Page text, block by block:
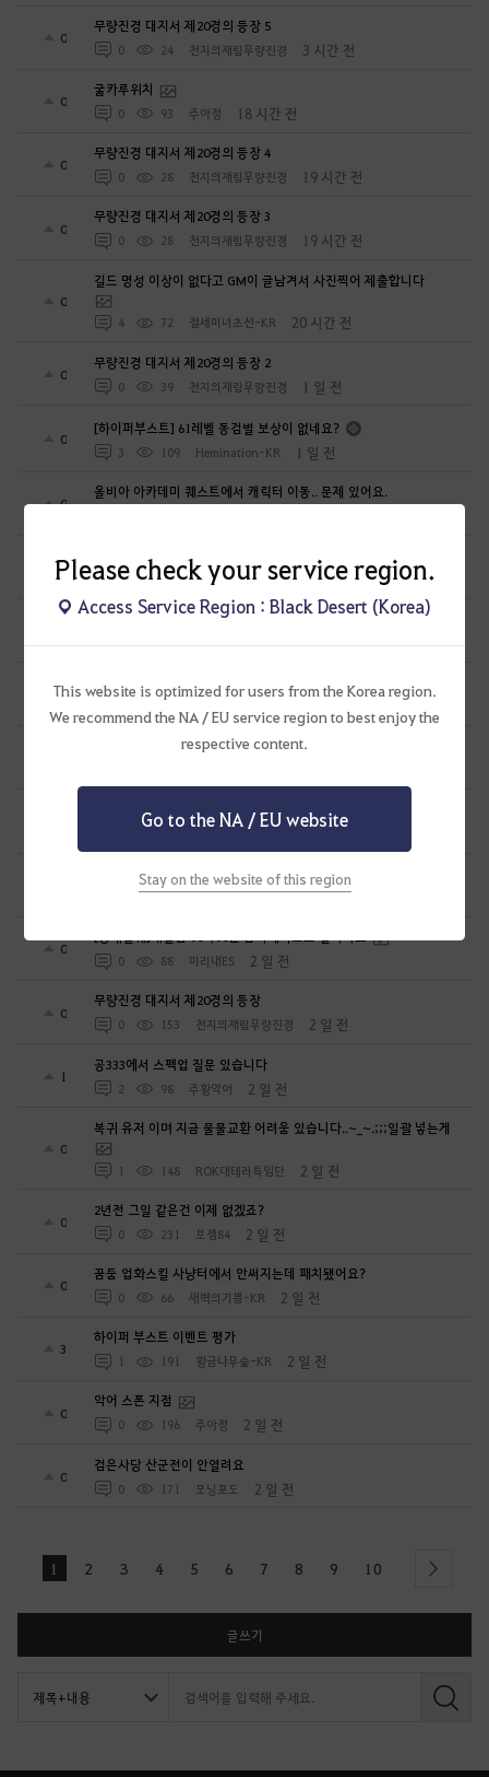
Please check your service region.
Access Service Region : Black Desert (Korea)
This website is optimized for users from the Korea region.
We recommend the NA / EU service region to best enjoy the
respective content.
Go to the NA / EU website
Stay on the website of this region
0
무량진경 대지서 제20경의 등장 5
0 24 천지의재림무량진경 3 시간 전
0
굶카루위치
0 93 주아정 18 시간 전
0
무량진경 대지서 제20경의 등장 4
0 28 천지의재림무량진경 19 시간 전
0
무량진경 대지서 제20경의 등장 3
0 28 천지의재림무량진경 19 시간 전
0
길드 명성 이상이 없다고 GM이 글남겨서 사진찍어 제출합니다
4 72 절세미녀초선-KR 20 시간 전
0
무량진경 대지서 제20경의 등장 2
0 39 천지의재림무량진경 1 일 전
0
[하이퍼부스트] 61레벨 동검별 보상이 없네요?
3 109 Hemination-KR 1 일 전
0
올비아 아카데미 퀘스트에서 캐릭터 이동.. 문제 있어요.
0
1 116 란미녀 1 일 전
🥔감자타임즈[인물] 예쁜 캐릭터보다, 기억에 남는 캐릭터
6 121 감자타임즈 1 일 전
1
일단 내 아이디어 훔친인간 넌 꼭 잘리게 한다
심심해서 해보려는 뉴빈데
열받아서 변호사한테 전화했더니...
펄업 남의 아이디어 훔치고 그냥 넘어갈줄 알았냐?
204 공짜안됨 1 일 전
0
[항해일퀘]매일밤 10시10분 꿈속에서호로 같이가요
0 88 미리내ES 2 일 전
0
무량진경 대지서 제20경의 등장
0 153 천지의재림무량진경 2 일 전
1
공333에서 스펙업 질문 있습니다
2 98 주황악어 2 일 전
0
복귀 유저 이며 지금 물물교환 어려움 있습니다..~_~.;;;일괄 넣는게
1 148 ROK대테러특임단 2 일 전
0
2년전 그일 같은건 이제 없겠죠?
0 231 보셈84 2 일 전
0
꿈둠 업화스킬 사냥터에서 안써지는데 패치됐어요?
0 66 새벽의기쁨-KR 2 일 전
3
하이퍼 부스트 이벤트 평가
1 191 황금나무숲-KR 2 일 전
0
악어 스폰 지점
0 196 주아정 2 일 전
0
검은사당 산군전이 안열려요
0 171 모닝포도 2 일 전
1 2 3 4 5 6 7 8 9 10 next
글쓰기
검